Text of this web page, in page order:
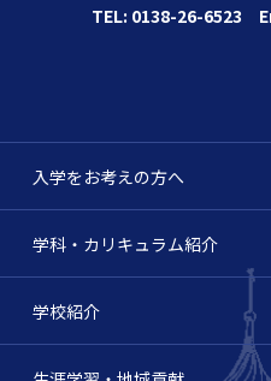
TEL: 0138-26-6523
入学をお考えの方へ
学科・カリキュラム紹介
学校紹介